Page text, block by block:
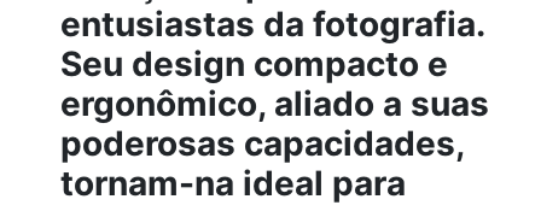
entusiastas da fotografia.
Seu design compacto e
ergonômico, aliado a suas
poderosas capacidades,
tornam-na ideal para